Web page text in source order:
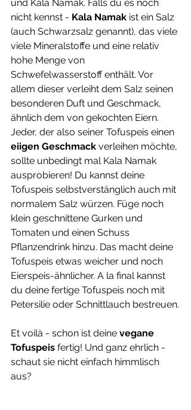
und Kala Namak. Falls du es noch
nicht kennst - Kala Namak ist ein Salz
(auch Schwarzsalz genannt), das viele
viele Mineralstoffe und eine relativ
hohe Menge von
Schwefelwasserstoff enthält. Vor
allem dieser verleiht dem Salz seinen
besonderen Duft und Geschmack,
ähnlich dem von gekochten Eiern.
Jeder, der also seiner Tofuspeis einen
eiigen Geschmack verleihen möchte,
sollte unbedingt mal Kala Namak
ausprobieren! Du kannst deine
Tofuspeis selbstverstänglich auch mit
normalem Salz würzen. Füge noch
klein geschnittene Gurken und
Tomaten und einen Schuss
Pflanzendrink hinzu. Das macht deine
Tofuspeis etwas weicher und noch
Eierspeis-ähnlicher. A la final kannst
du deine fertige Tofuspeis noch mit
Petersilie oder Schnittlauch bestreuen.
Et voilà - schon ist deine vegane
Tofuspeis fertig! Und ganz ehrlich -
schaut sie nicht einfach himmlisch
aus?